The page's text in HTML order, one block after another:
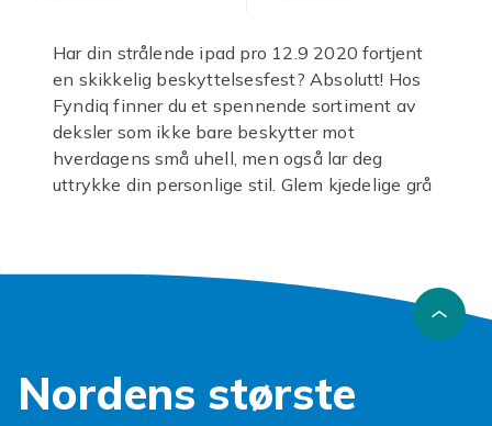
Har din strålende ipad pro 12.9 2020 fortjent
en skikkelig beskyttelsesfest? Absolutt! Hos
Fyndiq finner du et spennende sortiment av
deksler som ikke bare beskytter mot
hverdagens små uhell, men også lar deg
uttrykke din personlige stil. Glem kjedelige grå
bare et pent ansikt; det er din beste venn mot
riper, støt og uforutsette fall. Enten du er en
travel student, en kreativ sjel eller en proff på
at skjermen forblir plettfri og enheten fungerer
som den skal. Våre deksler kommer i en rekke
Nordens største